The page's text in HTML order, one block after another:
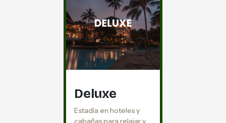
Deluxe
Estadía en hoteles y
cabañas para relajar y